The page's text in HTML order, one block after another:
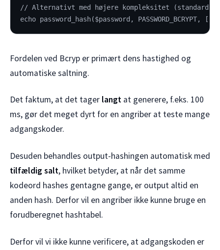
// Alternativt med højere kompleksitet (standard
echo password_hash($password,
Fordelen ved Bcryp er primært dens hastighed og
automatiske saltning.
Det faktum, at det tager langt at generere, f.eks. 100
ms, gør det meget dyrt for en angriber at teste mange
adgangskoder.
Desuden behandles output-hashingen automatisk med
tilfældig salt, hvilket betyder, at når det samme
kodeord hashes gentagne gange, er output altid en
anden hash. Derfor vil en angriber ikke kunne bruge en
forudberegnet hashtabel.
Derfor vil vi ikke kunne verificere, at adgangskoden er